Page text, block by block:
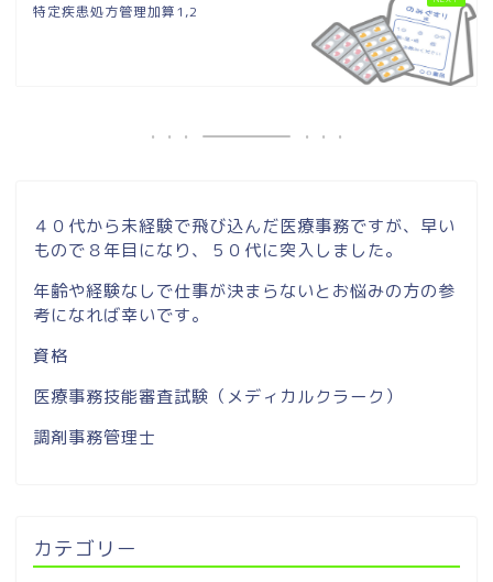
特定疾患処方管理加算1,2
４０代から未経験で飛び込んだ医療事務ですが、早い
もので８年目になり、５０代に突入しました。
年齢や経験なしで仕事が決まらないとお悩みの方の参
考になれば幸いです。
資格
医療事務技能審査試験（メディカルクラーク）
調剤事務管理士
カテゴリー